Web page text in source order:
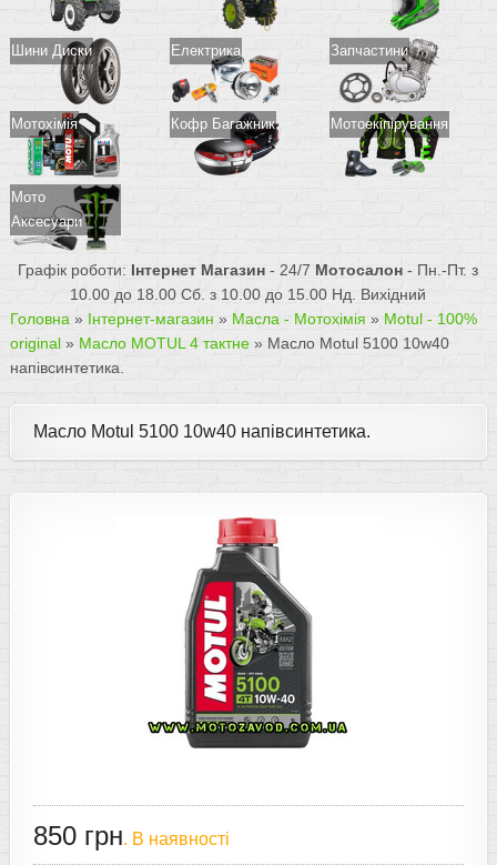
Шини Диски Електрика Запчастини
Мотохімія Кофр Багажник Мотоекіпірування
Мото
Аксесуари
Графік роботи: Інтернет Магазин - 24/7 Мотосалон - Пн.-Пт. з
10.00 до 18.00 Сб. з 10.00 до 15.00 Нд. Вихідний
Головна » Інтернет-магазин » Масла - Мотохімія » Motul - 100%
original » Масло MOTUL 4 тактне » Масло Motul 5100 10w40
напівсинтетика.
Масло Motul 5100 10w40 напівсинтетика.
850 грн. В наявності